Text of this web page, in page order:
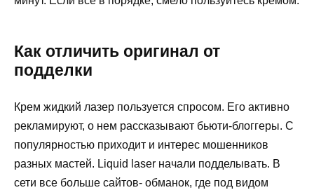
Как отличить оригинал от
подделки
Крем жидкий лазер пользуется спросом. Его активно
рекламируют, о нем рассказывают бьюти-блоггеры. С
популярностью приходит и интерес мошенников
разных мастей. Liquid laser начали подделывать. В
сети все больше сайтов- обманок, где под видом